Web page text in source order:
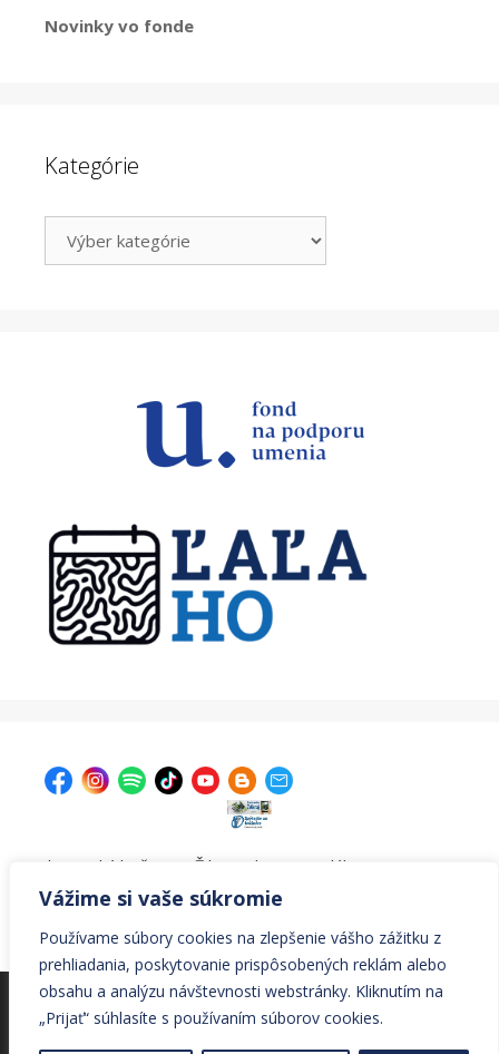
Vážime si vaše súkromie
Používame súbory cookies na zlepšenie vášho zážitku z
prehliadania, poskytovanie prispôsobených reklám alebo
obsahu a analýzu návštevnosti webstránky. Kliknutím na
„Prijať“ súhlasíte s používaním súborov cookies.
Novinky vo fonde
Kategórie
| Krajská knižnica v Žiline, Ul. A. Bernoláka 47, 011 77
Žilina |kniznica@krajskakniznicazilina.sk
© Všetky práva vyhradené Krajská knižnica v Žiline